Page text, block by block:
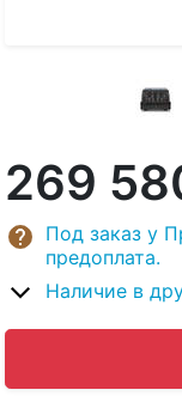
269
Под заказ у
предоплата.
Наличие в